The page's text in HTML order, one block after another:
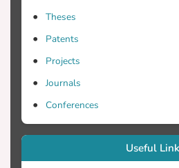
υδροδυναμικά
λόγο των
Theses
Patents
Projects
Journals
Conferences
Useful